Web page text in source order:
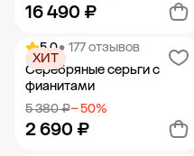
16 490 ₽
Добавить в корзину
5.0• 177 отзывов
Серебряные серьги с
фианитами
5 380 ₽− 50%
2 690 ₽
ХИТ